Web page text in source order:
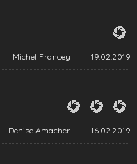
Michel Francey 19.02.2019
Denise Amacher 16.02.2019